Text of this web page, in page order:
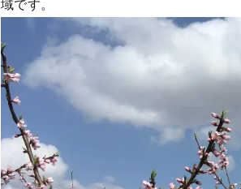
域です。